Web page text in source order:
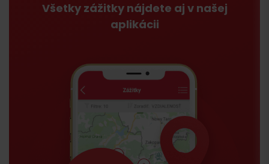
Všetky zážitky nájdete aj v našej
aplikácii